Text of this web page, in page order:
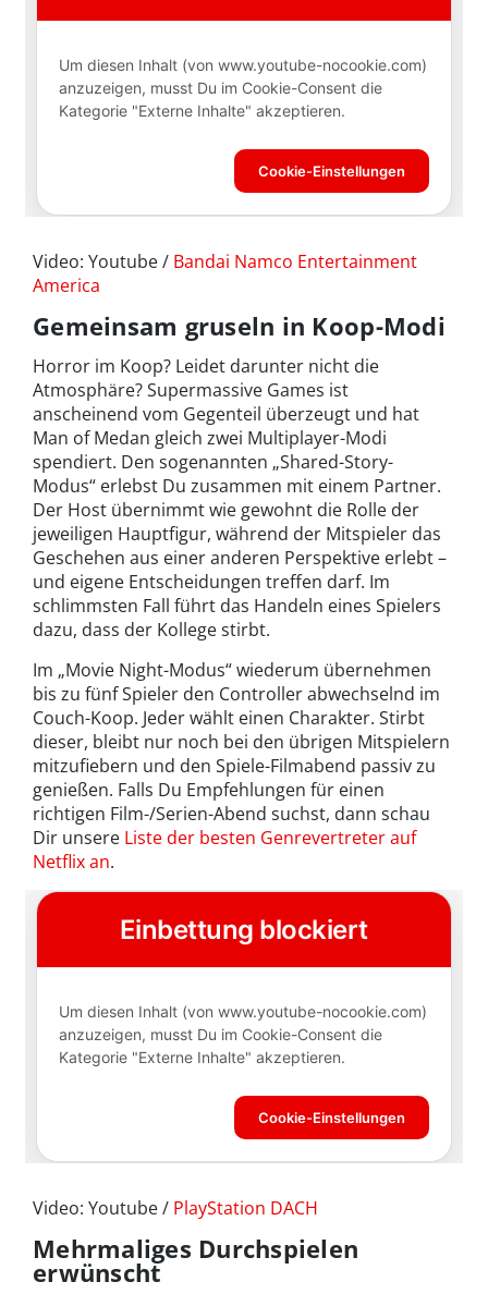
Video: Youtube / Bandai Namco Entertainment
America
Gemeinsam gruseln in Koop-Modi
Horror im Koop? Leidet darunter nicht die
Atmosphäre? Supermassive Games ist
anscheinend vom Gegenteil überzeugt und hat
Man of Medan gleich zwei Multiplayer-Modi
spendiert. Den sogenannten „Shared-Story-
Modus“ erlebst Du zusammen mit einem Partner.
Der Host übernimmt wie gewohnt die Rolle der
jeweiligen Hauptfigur, während der Mitspieler das
Geschehen aus einer anderen Perspektive erlebt –
und eigene Entscheidungen treffen darf. Im
schlimmsten Fall führt das Handeln eines Spielers
dazu, dass der Kollege stirbt.
Im „Movie Night-Modus“ wiederum übernehmen
bis zu fünf Spieler den Controller abwechselnd im
Couch-Koop. Jeder wählt einen Charakter. Stirbt
dieser, bleibt nur noch bei den übrigen Mitspielern
mitzufiebern und den Spiele-Filmabend passiv zu
genießen. Falls Du Empfehlungen für einen
richtigen Film-/Serien-Abend suchst, dann schau
Dir unsere Liste der besten Genrevertreter auf
Netflix an.
Video: Youtube / PlayStation DACH
Mehrmaliges Durchspielen
erwünscht